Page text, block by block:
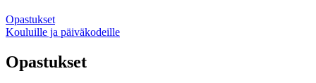
Opastukset
Kouluille ja päiväkodeille
Opastukset